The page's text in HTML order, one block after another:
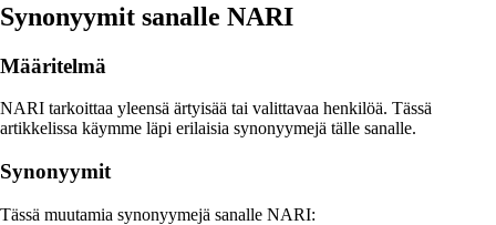
Synonyymit sanalle NARI
Määritelmä
NARI tarkoittaa yleensä ärtyisää tai valittavaa henkilöä. Tässä
artikkelissa käymme läpi erilaisia synonyymejä tälle sanalle.
Synonyymit
Tässä muutamia synonyymejä sanalle NARI: